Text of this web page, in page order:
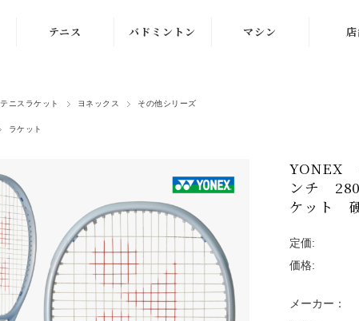
テニス
シューズ
アクセサリ
バッグ
バドミントン
シューズ
シャトルコック
ウェア
アクセサリ
マシン
修理メンテナンス
テニスラケット ヨネックス その他シリーズ
ラケット
YONEX
ンチ
ケット
定価:
価格:
メーカー：